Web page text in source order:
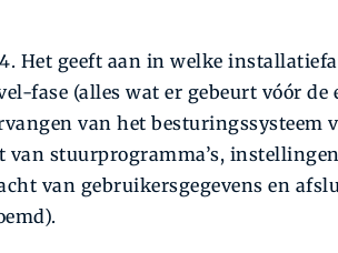
Het geeft aan in welke
fase (alles wat er gebeurt vóór de
van het besturingssysteem
van stuurprogramma’s,
van gebruikersgegevens en